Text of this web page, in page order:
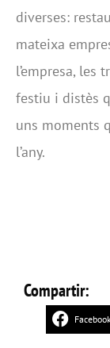
diverses:
mateixa
l’empresa, les
festiu i distès
uns moments
l’any.
Compartir: